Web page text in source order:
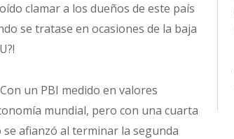
clamar a los dueños de este país
se tratase en ocasiones de la baja
un PBI medido en valores
mundial, pero con una cuarta
afianzó al terminar la segunda